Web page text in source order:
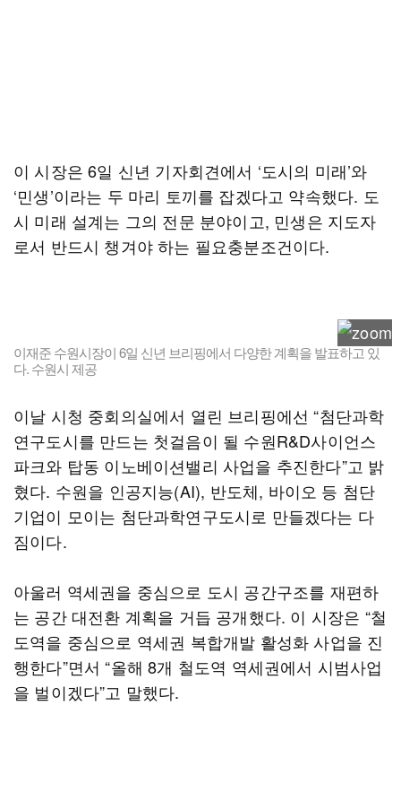
이 시장은 6일 신년 기자회견에서 ‘도시의 미래’와
‘민생’이라는 두 마리 토끼를 잡겠다고 약속했다. 도
시 미래 설계는 그의 전문 분야이고, 민생은 지도자
로서 반드시 챙겨야 하는 필요충분조건이다.
이재준 수원시장이 6일 신년 브리핑에서 다양한 계획을 발표하고 있
다. 수원시 제공
이날 시청 중회의실에서 열린 브리핑에선 “첨단과학
연구도시를 만드는 첫걸음이 될 수원R&D사이언스
파크와 탑동 이노베이션밸리 사업을 추진한다”고 밝
혔다. 수원을 인공지능(AI), 반도체, 바이오 등 첨단
기업이 모이는 첨단과학연구도시로 만들겠다는 다
짐이다.
아울러 역세권을 중심으로 도시 공간구조를 재편하
는 공간 대전환 계획을 거듭 공개했다. 이 시장은 “철
도역을 중심으로 역세권 복합개발 활성화 사업을 진
행한다”면서 “올해 8개 철도역 역세권에서 시범사업
을 벌이겠다”고 말했다.